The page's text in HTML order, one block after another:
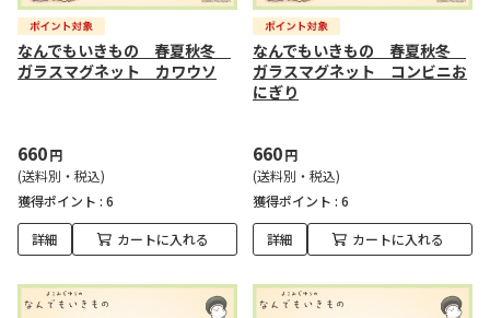
なんでもいきもの 春夏秋冬
ガラスマグネット カワウソ
660円
(送料別・税込)
獲得ポイント : 6
詳細 カートに入れる
なんでもいきもの 春夏秋冬
ガラスマグネット コンビニお
にぎり
660円
(送料別・税込)
獲得ポイント : 6
詳細 カートに入れる